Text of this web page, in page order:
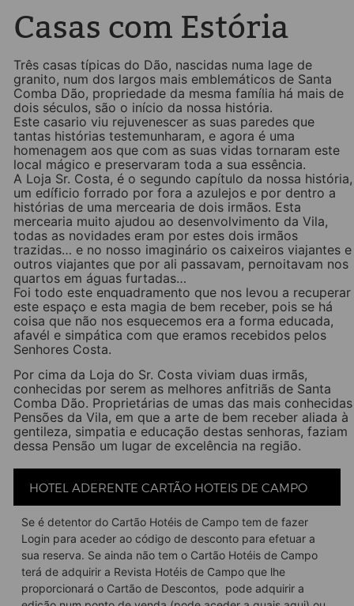
Casas com Estória
Três casas típicas do Dão, nascidas numa lage de
granito, num dos largos mais emblemáticos de Santa
Comba Dão, propriedade da mesma família há mais de
dois séculos, são o início da nossa história.
Este casario viu rejuvenescer as suas paredes que
tantas histórias testemunharam, e agora é uma
homenagem aos que com as suas vidas tornaram este
local mágico e preservaram toda a sua essência.
A Loja Sr. Costa, é o segundo capítulo da nossa história,
um edíficio forrado por fora a azulejos e por dentro a
histórias de uma mercearia de dois irmãos. Esta
mercearia muito ajudou ao desenvolvimento da Vila,
todas as novidades eram por estes dois irmãos
trazidas… e no nosso imaginário os caixeiros viajantes e
outros viajantes que por ali passavam, pernoitavam nos
quartos em águas furtadas…
Foi todo este enquadramento que nos levou a recuperar
este espaço e esta magia de bem receber, pois se há
coisa que não nos esquecemos era a forma educada,
afavél e simpática com que eramos recebidos pelos
Senhores Costa.
Por cima da Loja do Sr. Costa viviam duas irmãs,
conhecidas por serem as melhores anfitriãs de Santa
Comba Dão. Proprietárias de umas das mais conhecidas
Pensões da Vila, em que a arte de bem receber aliada à
gentileza, simpatia e educação destas senhoras, faziam
dessa Pensão um lugar de excelência na região.
duas irmãs, sobretudo a Luisinha, que deixou na nossa
família memórias tão boas, como saborosas. Sempre
ouvimos falar em casa da nossa Mãe, do arroz doce da
Luisinha, que fazia questão de passar a travessa pelo
muro do jardim para garantir que chegava ainda morno,
a casa dos nossos Tios. Inspirados, agora também,
nesta arte de bem receber, afavél e gentil, continuamos
a escrever a nossa história.
A paixão da nossa família por estas terras do Dão, tem
HOTEL ADERENTE CARTÃO HOTEIS DE CAMPO
Se é detentor do Cartão Hotéis de Campo tem de fazer
Login para aceder ao código de desconto para efetuar a
sua reserva. Se ainda não tem o Cartão Hotéis de Campo
terá de adquirir a Revista Hotéis de Campo que lhe
proporcionará o Cartão de Descontos, pode adquirir a